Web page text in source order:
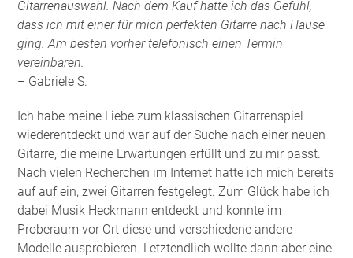
Gitarrenauswahl. Nach dem Kauf hatte ich das Gefühl,
dass ich mit einer für mich perfekten Gitarre nach Hause
ging. Am besten vorher telefonisch einen Termin
vereinbaren.
– Gabriele S.
Ich habe meine Liebe zum klassischen Gitarrenspiel
wiederentdeckt und war auf der Suche nach einer neuen
Gitarre, die meine Erwartungen erfüllt und zu mir passt.
Nach vielen Recherchen im Internet hatte ich mich bereits
auf auf ein, zwei Gitarren festgelegt. Zum Glück habe ich
dabei Musik Heckmann entdeckt und konnte im
Proberaum vor Ort diese und verschiedene andere
Modelle ausprobieren. Letztendlich wollte dann aber eine